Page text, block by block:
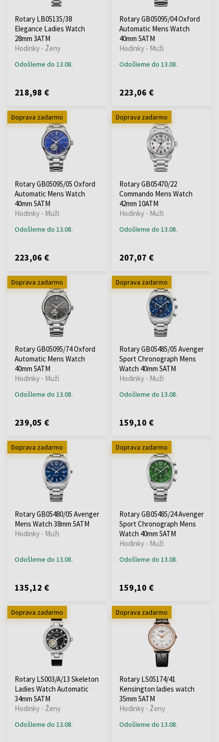
Rotary LB05135/38
Elegance Ladies Watch
28mm 3ATM
Hodinky - Ženy
Odošleme do 13.08.
218,98 €
Rotary GB05095/04 Oxford
Automatic Mens Watch
40mm 5ATM
Hodinky - Muži
Odošleme do 13.08.
223,06 €
Doprava zadarmo
Rotary GB05095/05 Oxford
Automatic Mens Watch
40mm 5ATM
Hodinky - Muži
Odošleme do 13.08.
223,06 €
Doprava zadarmo
Rotary GB05470/22
Commando Mens Watch
42mm 10ATM
Hodinky - Muži
Odošleme do 13.08.
207,07 €
Doprava zadarmo
Rotary GB05095/74 Oxford
Automatic Mens Watch
40mm 5ATM
Hodinky - Muži
Odošleme do 13.08.
239,05 €
Doprava zadarmo
Rotary GB05485/05 Avenger
Sport Chronograph Mens
Watch 40mm 5ATM
Hodinky - Muži
Odošleme do 13.08.
159,10 €
Doprava zadarmo
Rotary GB05480/05 Avenger
Mens Watch 38mm 5ATM
Hodinky - Muži
Odošleme do 13.08.
135,12 €
Doprava zadarmo
Rotary GB05485/24 Avenger
Sport Chronograph Mens
Watch 40mm 5ATM
Hodinky - Muži
Odošleme do 13.08.
159,10 €
Doprava zadarmo
Rotary LS003/A/13 Skeleton
Ladies Watch Automatic
34mm 5ATM
Hodinky - Ženy
Odošleme do 13.08.
Doprava zadarmo
Rotary LS05174/41
Kensington ladies watch
35mm 5ATM
Hodinky - Ženy
Odošleme do 13.08.